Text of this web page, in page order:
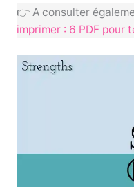
👉 A consulter
imprimer : 6 PDF pour